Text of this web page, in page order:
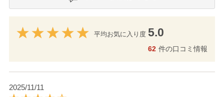
平均お気に入り度 5.0
62 件の口コミ情報
2025/11/11